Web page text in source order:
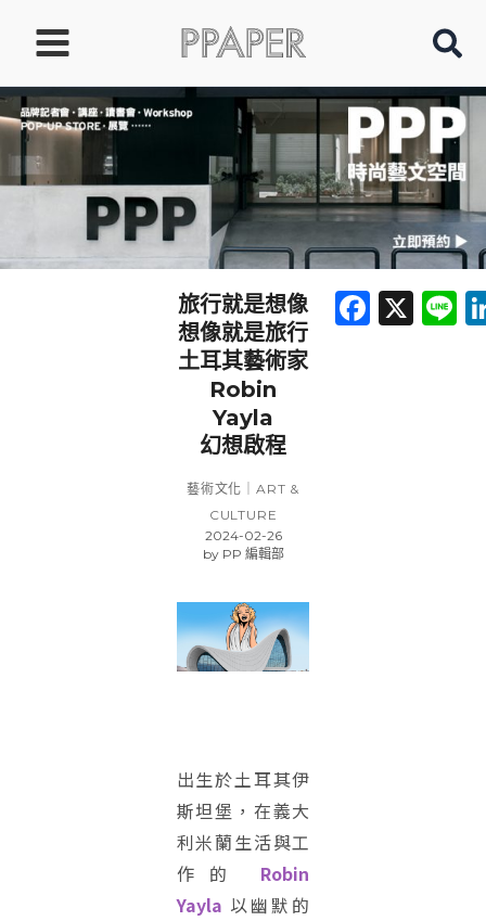
要
內
旅行就是想像
想像就是旅行
土耳其藝術家
Robin
Yayla
幻想啟程
藝術文化｜ART &
CULTURE
2024-02-26
byPP 編輯部
出生於土耳其伊
斯坦堡，在義大
利米蘭生活與工
作的 Robin
Yayla 以幽默的
X